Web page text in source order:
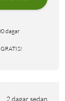
dagar
2 dagar sedan